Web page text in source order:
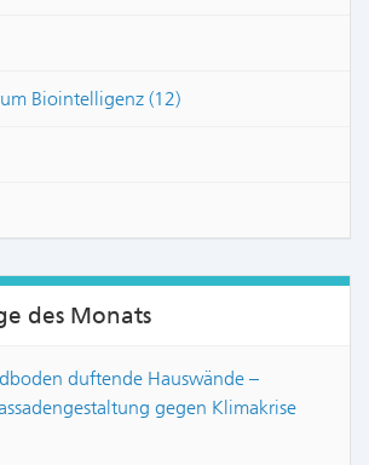
Biointelligenz (12)
des Monats
duftende Hauswände –
gegen Klimakrise